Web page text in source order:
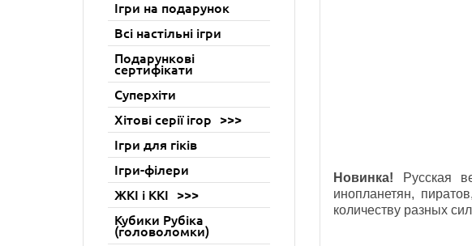
Ігри на подарунок
Всі настільні ігри
Подарункові
сертифікати
Суперхіти
Хітові серії ігор
Ігри для гіків
Ігри-філери
ЖКІ і ККІ
Кубики Рубіка
(головоломки)
Новинка!
Русская
инопланетян,
количеству разных